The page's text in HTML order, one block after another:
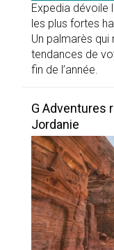
Expedia dévoile
les plus fortes
Un palmarès qui
tendances de
fin de l’année.
G Adventures
Jordanie